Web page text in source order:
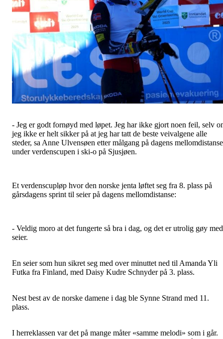
- Jeg er godt fornøyd med løpet. Jeg har ikke gjort noen feil, selv
jeg ikke er helt sikker på at jeg har tatt de beste veivalgene alle
steder, sa Anne Ulvensøen etter målgang på dagens mellomdistanse
under verdenscupen i ski-o på Sjusjøen.
Et verdenscupløp hvor den norske jenta løftet seg fra 8. plass på
gårsdagens sprint til seier på dagens mellomdistanse:
- Veldig moro at det fungerte så bra i dag, og det er utrolig gøy med
seier.
En seier som hun sikret seg med over minuttet ned til Amanda Yli
Futka fra Finland, med Daisy Kudre Schnyder på 3. plass.
Nest best av de norske damene i dag ble Synne Strand med 11.
plass.
I herreklassen var det på mange måter «samme melodi» som i går.